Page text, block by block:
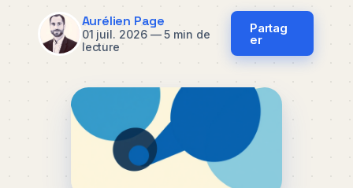
Aurélien Page
01 juil. 2026 —5 min de
lecture
Partag
er